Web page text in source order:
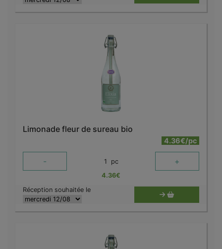
Limonade fleur de sureau bio
4.36€/pc
- 1 pc +
4.36€
Réception souhaitée le